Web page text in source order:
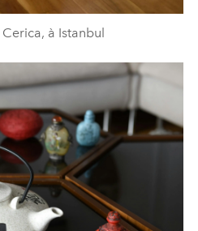
à Istanbul